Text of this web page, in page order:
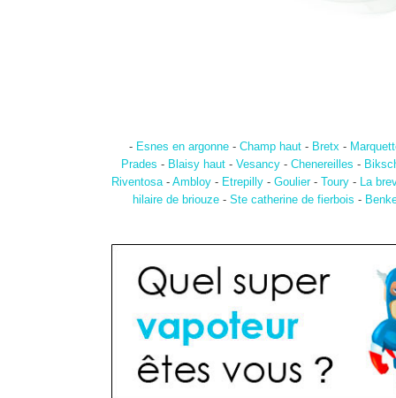
- Esnes en argonne - Champ haut - Bretx -
Prades - Blaisy haut- Vesancy- Chenereilles -
Riventosa- Ambloy- Etrepilly- Goulier- Toury- La
hilaire de briouze- Ste catherine de fierbois -